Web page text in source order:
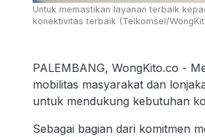
Untuk memastikan layanan terbaik
konektivitas terbaik (Telkomsel/
PALEMBANG, WongKito.co -
mobilitas masyarakat dan
untuk mendukung kebutuhan
Sebagai bagian dari komitmen